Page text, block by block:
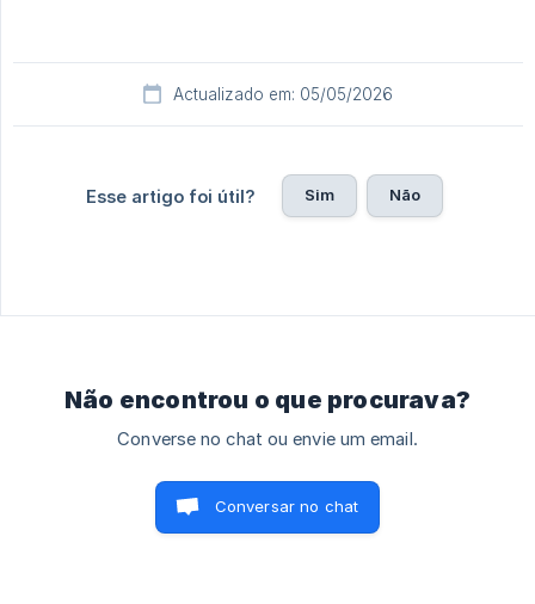
Actualizado em: 05/05/2026
Esse artigo foi útil? Sim Não
Não encontrou o que procurava?
Converse no chat ou envie um email.
Conversar no chat